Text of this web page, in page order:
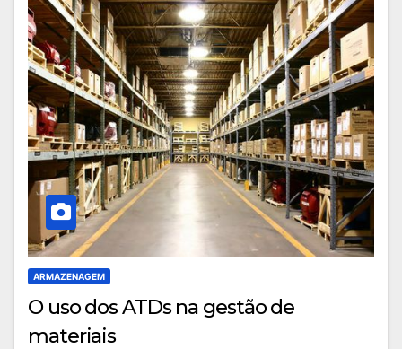
ARMAZENAGEM
O uso dos ATDs na gestão de
materiais